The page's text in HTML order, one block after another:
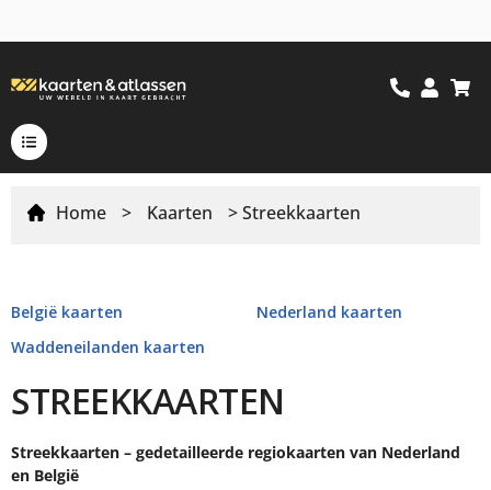
Home > Kaarten > Streekkaarten
België kaarten
Nederland kaarten
Waddeneilanden kaarten
STREEKKAARTEN
Streekkaarten – gedetailleerde regiokaarten van Nederland
en België